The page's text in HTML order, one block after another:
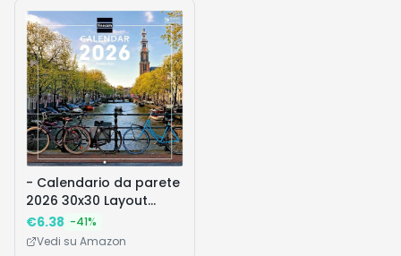
- Calendario da parete
2026 30x30 Layout
mensile Gennaio
€6.38 -41%
Vedi su Amazon